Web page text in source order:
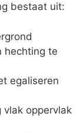
bestaat uit:
hechting te
egaliseren
vlak oppervlak